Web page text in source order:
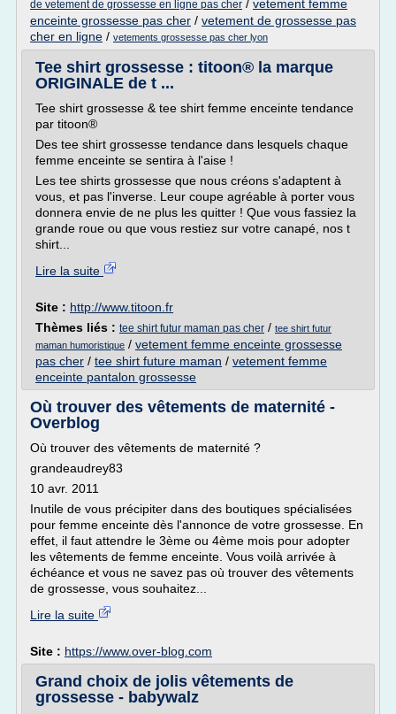
de vetement de grossesse en ligne pas cher / vetement femme
enceinte grossesse pas cher / vetement de grossesse pas
cher en ligne / vetements grossesse pas cher lyon
Tee shirt grossesse : titoon® la marque
ORIGINALE de t ...
Tee shirt grossesse & tee shirt femme enceinte tendance
par titoon®
Des tee shirt grossesse tendance dans lesquels chaque
femme enceinte se sentira à l'aise !
Les tee shirts grossesse que nous créons s'adaptent à
vous, et pas l'inverse. Leur coupe agréable à porter vous
donnera envie de ne plus les quitter ! Que vous fassiez la
grande roue ou que vous restiez sur votre canapé, nos t
shirt...
Lire la suite
Site : http://www.titoon.fr
Thèmes liés : tee shirt futur maman pas cher / tee shirt futur
maman humoristique / vetement femme enceinte grossesse
pas cher / tee shirt future maman / vetement femme
enceinte pantalon grossesse
Où trouver des vêtements de maternité -
Overblog
Où trouver des vêtements de maternité ?
grandeaudrey83
10 avr. 2011
Inutile de vous précipiter dans des boutiques spécialisées
pour femme enceinte dès l'annonce de votre grossesse. En
effet, il faut attendre le 3ème ou 4ème mois pour adopter
les vêtements de femme enceinte. Vous voilà arrivée à
échéance et vous ne savez pas où trouver des vêtements
de grossesse, vous souhaitez...
Lire la suite
Site : https://www.over-blog.com
Grand choix de jolis vêtements de
grossesse - babywalz